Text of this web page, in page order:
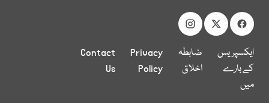
ایکسپریس
کے بارے
میں
ضابطہ
اخلاق
Privacy
Policy
Contact
Us